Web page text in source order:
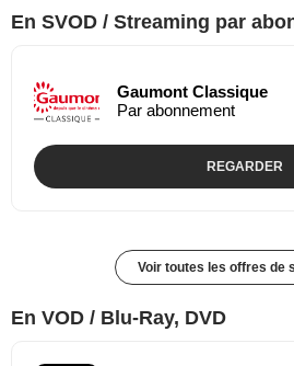
En SVOD / Streaming par
Gaumont Classique
Par abonnement
REGARDER
Voir toutes les offres de
En VOD / Blu-Ray, DVD